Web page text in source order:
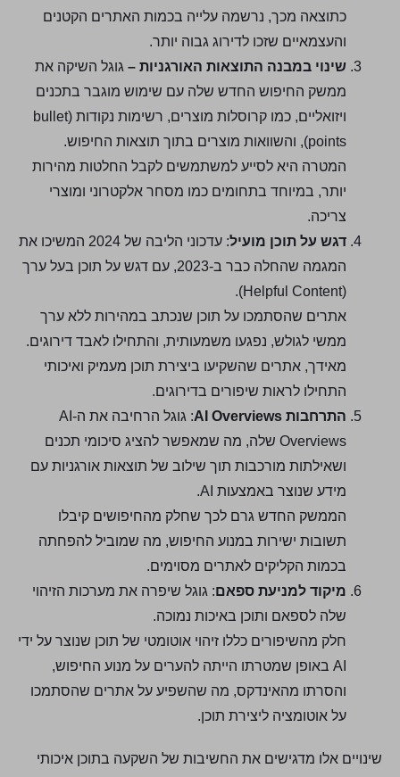
כתוצאה מכך, נרשמה עלייה בכמות האתרים הקטנים
והעצמאיים שזכו לדירוג גבוה יותר.
שינוי במבנה התוצאות האורגניות – גוגל השיקה את
ממשק החיפוש החדש שלה עם שימוש מוגבר בתכנים
ויזואליים, כמו קרוסלות מוצרים, רשימות נקודות (bullet
points), והשוואות מוצרים בתוך תוצאות החיפוש.
המטרה היא לסייע למשתמשים לקבל החלטות מהירות
יותר, במיוחד בתחומים כמו מסחר אלקטרוני ומוצרי
צריכה.
דגש על תוכן מועיל
: עדכוני הליבה של 2024 המשיכו את
המגמה שהחלה כבר ב-2023, עם דגש על תוכן בעל ערך
(Helpful Content).
אתרים שהסתמכו על תוכן שנכתב במהירות ללא ערך
ממשי לגולש, נפגעו משמעותית, והתחילו לאבד דירוגים.
מאידך, אתרים שהשקיעו ביצירת תוכן מעמיק ואיכותי
התחילו לראות שיפורים בדירוגים.
התרחבות AI Overviews
: גוגל הרחיבה את ה-AI
Overviews שלה, מה שמאפשר להציג סיכומי תכנים
ושאילתות מורכבות תוך שילוב של תוצאות אורגניות עם
מידע שנוצר באמצעות AI.
הממשק החדש גרם לכך שחלק מהחיפושים קיבלו
תשובות ישירות במנוע החיפוש, מה שמוביל להפחתה
בכמות הקליקים לאתרים מסוימים.
מיקוד למניעת ספאם: גוגל שיפרה את מערכות הזיהוי
שלה לספאם ותוכן באיכות נמוכה.
חלק מהשיפורים כללו זיהוי אוטומטי של תוכן שנוצר על ידי
AI באופן שמטרתו הייתה להערים על מנוע החיפוש,
והסרתו מהאינדקס, מה שהשפיע על אתרים שהסתמכו
על אוטומציה ליצירת תוכן.
שינויים אלו מדגישים את החשיבות של השקעה בתוכן איכותי